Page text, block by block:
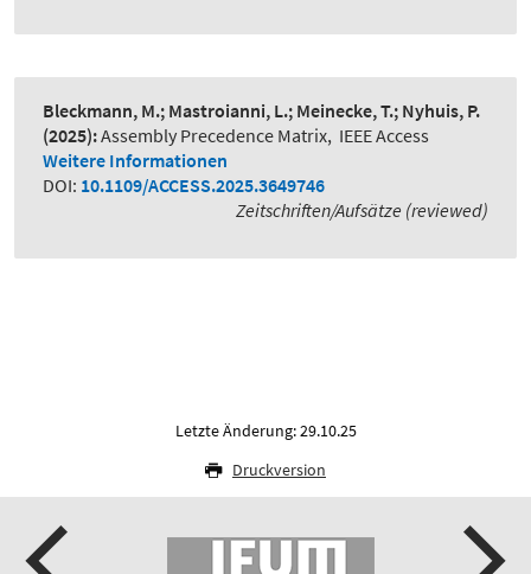
Bleckmann, M.; Mastroianni, L.; Meinecke, T.; Nyhuis, P.
(2025):Assembly Precedence Matrix, IEEE Access
Weitere Informationen
DOI: 10.1109/ACCESS.2025.3649746
Zeitschriften/Aufsätze (reviewed)
Letzte Änderung: 29.10.25
Druckversion